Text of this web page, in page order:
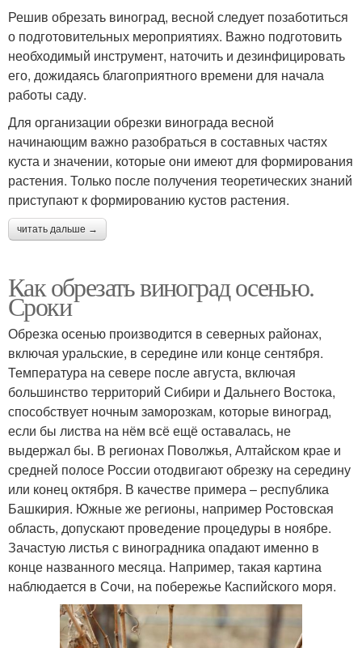
Решив обрезать виноград, весной следует позаботиться
о подготовительных мероприятиях. Важно подготовить
необходимый инструмент, наточить и дезинфицировать
его, дожидаясь благоприятного времени для начала
работы саду.
Для организации обрезки винограда весной
начинающим важно разобраться в составных частях
куста и значении, которые они имеют для формирования
растения. Только после получения теоретических знаний
приступают к формированию кустов растения.
читать дальше →
Как обрезать виноград осенью.
Сроки
Обрезка осенью производится в северных районах,
включая уральские, в середине или конце сентября.
Температура на севере после августа, включая
большинство территорий Сибири и Дальнего Востока,
способствует ночным заморозкам, которые виноград,
если бы листва на нём всё ещё оставалась, не
выдержал бы. В регионах Поволжья, Алтайском крае и
средней полосе России отодвигают обрезку на середину
или конец октября. В качестве примера – республика
Башкирия. Южные же регионы, например Ростовская
область, допускают проведение процедуры в ноябре.
Зачастую листья с виноградника опадают именно в
конце названного месяца. Например, такая картина
наблюдается в Сочи, на побережье Каспийского моря.